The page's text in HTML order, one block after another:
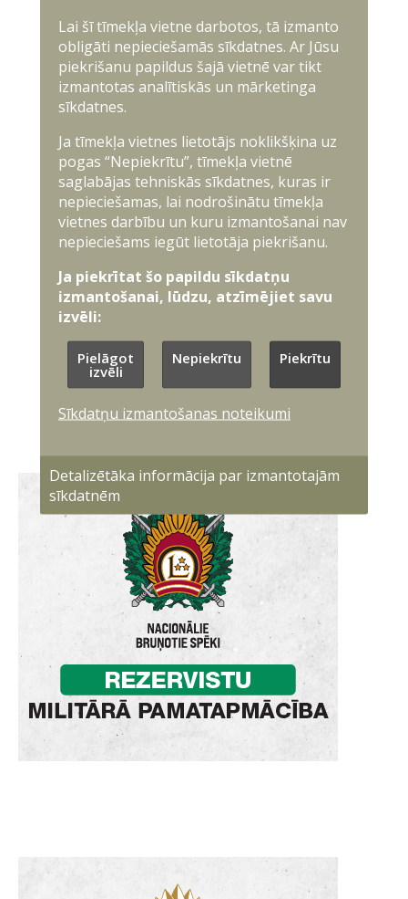
Lai šī tīmekļa vietne darbotos, tā izmanto
obligāti nepieciešamās sīkdatnes. Ar Jūsu
piekrišanu papildus šajā vietnē var tikt
izmantotas analītiskās un mārketinga
sīkdatnes.
Ja tīmekļa vietnes lietotājs noklikšķina uz
pogas “Nepiekrītu”, tīmekļa vietnē
saglabājas tehniskās sīkdatnes, kuras ir
nepieciešamas, lai nodrošinātu tīmekļa
vietnes darbību un kuru izmantošanai nav
nepieciešams iegūt lietotāja piekrišanu.
Ja piekrītat šo papildu sīkdatņu
izmantošanai, lūdzu, atzīmējiet savu
izvēli:
Pielāgot
izvēli
Nepiekrītu Piekrītu
Sīkdatņu izmantošanas noteikumi
Detalizētāka informācija par izmantotajām
sīkdatnēm